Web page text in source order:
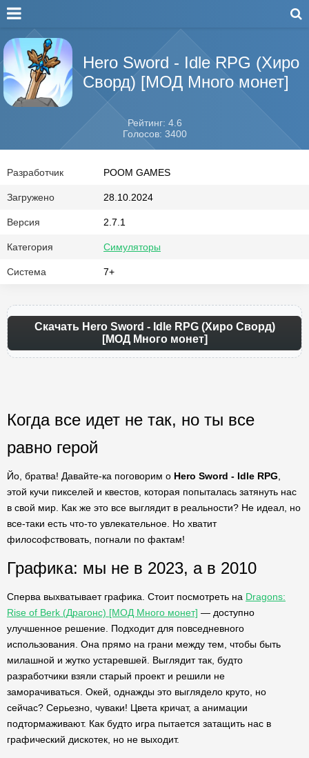
Hero Sword - Idle RPG (Хиро
Сворд) [МОД Много монет]
Рейтинг: 4.6
Голосов: 3400
Разработчик POOM GAMES
Загружено 28.10.2024
Версия 2.7.1
Категория Симуляторы
Система 7+
Скачать Hero Sword - Idle RPG (Хиро Сворд)
[МОД Много монет]
Когда все идет не так, но ты все
равно герой
Йо, братва! Давайте-ка поговорим о Hero Sword - Idle RPG
этой кучи пикселей и квестов, которая попыталась затянуть нас
в свой мир. Как же это все выглядит в реальности? Не идеал, но
все-таки есть что-то увлекательное. Но хватит
философствовать, погнали по фактам!
Графика: мы не в 2023, а в 2010
Сперва выхватывает графика. Стоит посмотреть на Dragons:
Rise of Berk (Драгонс) [МОД Много монет] — доступно
улучшенное решение. Подходит для повседневного
использования. Она прямо на грани между тем, чтобы быть
милашной и жутко устаревшей. Выглядит так, будто
разработчики взяли старый проект и решили не
заморачиваться. Окей, однажды это выглядело круто, но
сейчас? Серьезно, чуваки! Цвета кричат, а анимации
подтормаживают. Как будто игра пытается затащить нас в
графический дискотек, но не выходит.